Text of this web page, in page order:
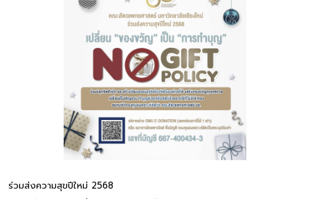
ร่วมส่งความสุขปีใหม่ 2568